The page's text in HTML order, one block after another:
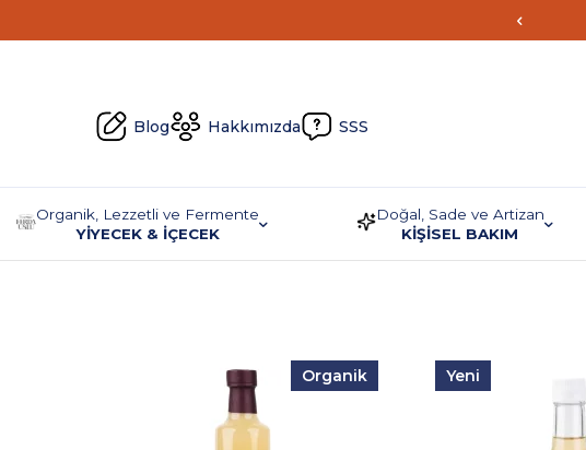
Blog Hakkımızda SSS
Organik, Lezzetli ve Fermente
YİYECEK & İÇECEK
Doğal, Sade ve Artizan
KİŞİSEL BAKIM
Organik Yeni